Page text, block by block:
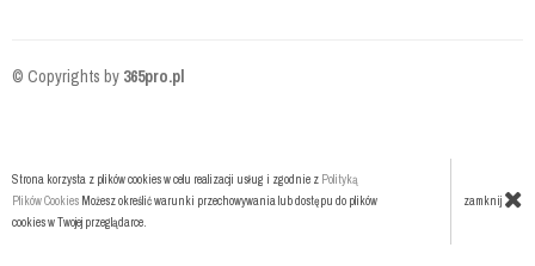
© Copyrights by 365pro.pl
Strona korzysta z plików cookies w celu realizacji usług i zgodnie z Polityką
Plików Cookies Możesz określić warunki przechowywania lub dostępu do plików
cookies w Twojej przeglądarce.
zamknij